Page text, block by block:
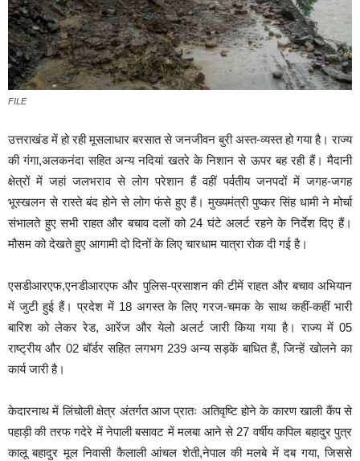
FILE
उत्तराखंड में हो रही मूसलाधार बरसात से जनजीवन बुरी अस्त-व्यस्त हो गया है। राज्य
की गंगा,अलकनंदा सहित अन्य नदियां खतरे के निशान से ऊपर बह रही हैं। मैदानी
क्षेत्रों में जहां जलभराव से लोग परेशान हैं वहीं पर्वतीय जनपदों में जगह-जगह
भूस्खलन से रास्ते बंद होने से लोग फंसे हुए हैं। मुख्यमंत्री पुष्कर सिंह धामी ने मोर्चा
संभालते हुए सभी राहत और बचाव दलों को 24 घंटे अलर्ट रहने के निर्देश दिए हैं।
मौसम को देखते हुए आगामी दो दिनों के लिए चारधाम यात्रा रोक दी गई है।
एसडीआरएफ,एनडीआरएफ और पुलिस-प्रसाशन की टीमें राहत और बचाव अभियान
में जुटी हुई हैं। प्रदेश में 18 अगस्त के लिए गरज-चमक के साथ कहीं-कहीं भारी
बारिश को लेकर रेड, आरेंज और येलो अलर्ट जारी किया गया है। राज्य में 05
राष्ट्रीय और 02 बॉर्डर सहित लगभग 239 अन्य सड़कें बाधित हैं, जिन्हें खोलने का
कार्य जारी है।
केदारनाथ में लिंचोली क्षेत्र अंतर्गत आज प्रातः अतिवृष्टि होने के कारण खाली कैंप से
पहाड़ी की तरफ गदेरे में नेपाली बसावट में मलबा आने से 27 वर्षीय कपिल बहादुर पुत्र
कालू बहादुर मूल निवासी कैलाली आंचल शेती,नेपाल की मलबे में दब गया, जिससे